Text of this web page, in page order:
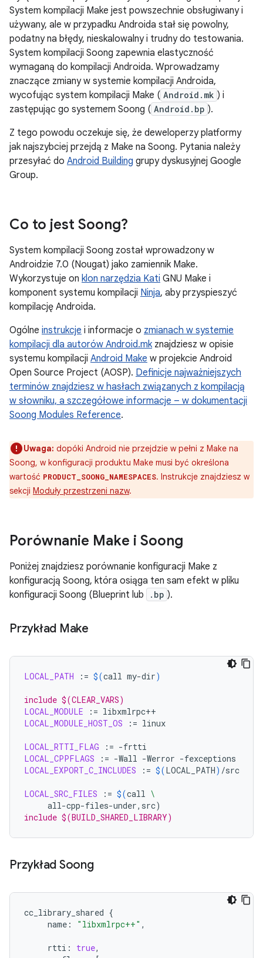
System kompilacji Make jest powszechnie obsługiwany i
używany, ale w przypadku Androida stał się powolny,
podatny na błędy, nieskalowalny i trudny do testowania.
System kompilacji Soong zapewnia elastyczność
wymaganą do kompilacji Androida. Wprowadzamy
znaczące zmiany w systemie kompilacji Androida,
wycofując system kompilacji Make ( Android.mk ) i
zastępując go systemem Soong ( Android.bp ).
Z tego powodu oczekuje się, że deweloperzy platformy
jak najszybciej przejdą z Make na Soong. Pytania należy
przesyłać do Android Building grupy dyskusyjnej Google
Group.
Co to jest Soong?
System kompilacji Soong został wprowadzony w
Androidzie 7.0 (Nougat) jako zamiennik Make.
Wykorzystuje on klon narzędzia Kati GNU Make i
komponent systemu kompilacji Ninja, aby przyspieszyć
kompilację Androida.
Ogólne instrukcje i informacje o zmianach w systemie
kompilacji dla autorów Android.mkznajdziesz w opisie
systemu kompilacji Android Make w projekcie Android
Open Source Project (AOSP). Definicje najważniejszych
terminów znajdziesz w hasłach związanych z kompilacją
w słowniku, a szczegółowe informacje – w dokumentacji
Soong Modules Reference.
Uwaga: dopóki Android nie przejdzie w pełni z Make na
Soong, w konfiguracji produktu Make musi być określona
wartość PRODUCT_SOONG_NAMESPACES. Instrukcje znajdziesz w
sekcji Moduły przestrzeni nazw.
Porównanie Make i Soong
Poniżej znajdziesz porównanie konfiguracji Make z
konfiguracją Soong, która osiąga ten sam efekt w pliku
konfiguracji Soong (Blueprint lub
.bp ).
Przykład Make
LOCAL_PATH := $(call my-dir)
include $(CLEAR_VARS)
LOCAL_MODULE
:=
LOCAL_MODULE_HOST_OS
:= linux
LOCAL_RTTI_FLAG :=
LOCAL_CPPFLAGS
:= -Wall -Werror
LOCAL_EXPORT_C_INCLUDES
:= $(LOCAL_PATH) /src
LOCAL_SRC_FILES := $(call \
all-cpp-files-under,src)
include $(BUILD_SHARED_LIBRARY)
Przykład Soong
cc_library_shared {
name : "libxmlrpc++" ,
rtti : true,